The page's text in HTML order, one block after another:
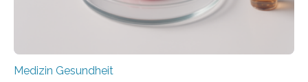
stark kontrahiert…
Medizin Gesundheit